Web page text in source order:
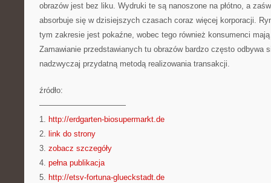
obrazów jest bez liku. Wydruki te są nanoszone na płótno, a
absorbuje się w dzisiejszych czasach coraz więcej korporacji.
tym zakresie jest pokaźne, wobec tego również konsumenci
Zamawianie przedstawianych tu obrazów bardzo często odbywa
nadzwyczaj przydatną metodą realizowania transakcji.
źródło:
———————————
1. http://erdgarten-biosupermarkt.de
2. link do strony
3. zobacz szczegóły
4. pełna publikacja
5. http://etsv-fortuna-glueckstadt.de